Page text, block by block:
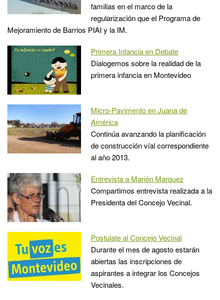
familias en el marco de la
regularización que el Programa de
Mejoramiento de Barrios PIAI y la IM.
Primera Infancia en Debate
Dialogemos sobre la realidad de la
primera infancia en Montevideo
Micro-Pavimento en Juana de
América
Continúa avanzando la planificación
de construcción víal correspondiente
al año 2013.
Entrevista a Marión Marquez
Compartimos entrevista realizada a la
Presidenta del Concejo Vecinal.
Postulate al Concejo Vecinal
Durante el mes de agosto estarán
abiertas las inscripciones de
aspirantes a integrar los Concejos
Vecinales.